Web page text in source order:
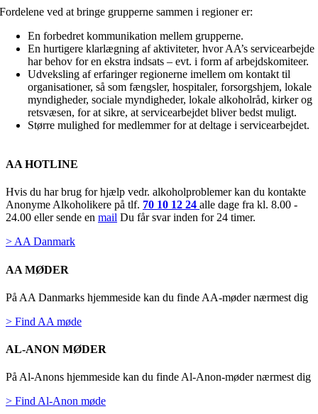
Fordelene ved at bringe grupperne sammen i regioner er:
En forbedret kommunikation mellem grupperne.
En hurtigere klarlægning af aktiviteter, hvor AA’s servicearbejde
har behov for en ekstra indsats – evt. i form af arbejdskomiteer.
Udveksling af erfaringer regionerne imellem om kontakt til
organisationer, så som fængsler, hospitaler, forsorgshjem, lokale
myndigheder, sociale myndigheder, lokale alkoholråd, kirker og
retsvæsen, for at sikre, at servicearbejdet bliver bedst muligt.
Større mulighed for medlemmer for at deltage i servicearbejdet.
AA HOTLINE
Hvis du har brug for hjælp vedr. alkoholproblemer kan du kontakte
Anonyme Alkoholikere på tlf. 70 10 12 24 alle dage fra kl. 8.00 -
24.00 eller sende en mail Du får svar inden for 24 timer.
> AA Danmark
AA MØDER
På AA Danmarks hjemmeside kan du finde AA-møder nærmest dig
> Find AA møde
AL-ANON MØDER
På Al-Anons hjemmeside kan du finde Al-Anon-møder nærmest dig
> Find Al-Anon møde